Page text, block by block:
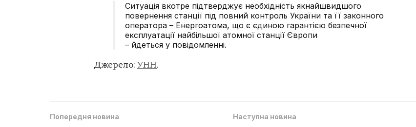
Ситуація вкотре підтверджує необхідність якнайшвидшого
повернення станції під повний контроль України та її законного
оператора – Енергоатома, що є єдиною гарантією безпечної
експлуатації найбільшої атомної станції Європи
– йдеться у повідомленні.
Джерело: УНН.
Попередня новина Наступна новина